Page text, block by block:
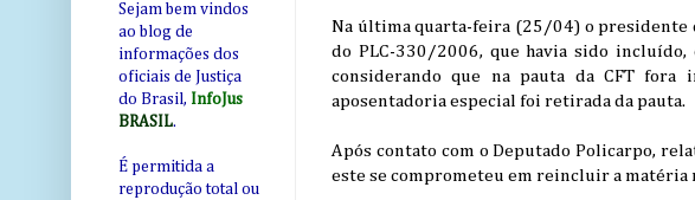
Na última quarta-feira (25/04) o presidente
do PLC-330/2006, que havia sido incluído,
considerando que na pauta da CFT
aposentadoria especial foi retirada da pauta.
Após contato com o Deputado Policarpo,
este se comprometeu em reincluir a matéria
Sejam bem vindos
ao blog de
informações dos
oficiais de Justiça
do Brasil, InfoJus
BRASIL.
É permitida a
reprodução total ou